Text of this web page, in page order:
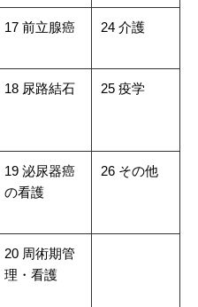
17 前立腺癌 24 介護
18 尿路結石 25 疫学
19 泌尿器癌
の看護
26 その他
20 周術期管
理・看護